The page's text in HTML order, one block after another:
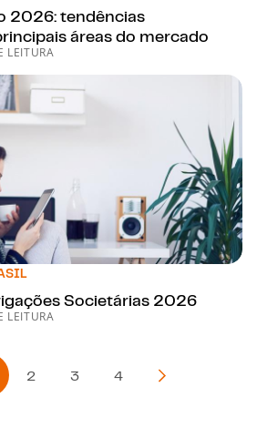
2026: tendências
áreas do mercado
LEITURA
Societárias 2026
Societárias 2026
LEITURA
2 3 4
Próxima